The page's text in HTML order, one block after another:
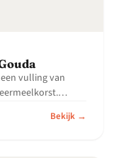
vulling van
Bekijk →